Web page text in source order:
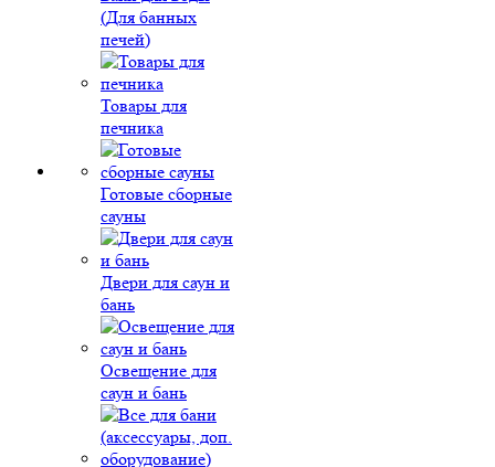
(Для банных
печей)
Товары для
печника
Готовые сборные
сауны
Двери для саун и
бань
Освещение для
саун и бань